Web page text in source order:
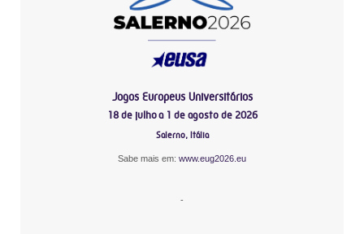
Jogos Europeus Universitários
18 de julho a 1 de agosto de 2026
Salerno, Itália
Sabe mais em: www.eug2026.eu
-